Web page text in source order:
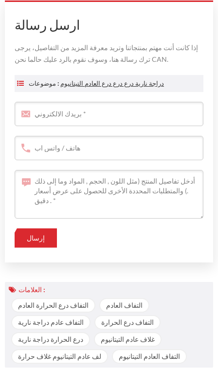
ارسل رسالة
إذا كانت أنت مهتم بمنتجاتنا وتريد معرفة المزيد من التفاصيل، يرجى
ترك رسالة هنا، وسوف نقوم بالرد عليك حالما نحن CAN.
موضوعات : دراجة نارية درع درع درع العادم التيتانيوم
العلامات :
التفاف درع الحرارة العادم
التفاف العادم
التفاف عادم دراجة نارية التفاف درع الحرارة
درع الحرارة دراجة نارية غلاف عادم التيتانيوم
لف عادم التيتانيوم غلاف حرارة التفاف العادم التيتانيوم